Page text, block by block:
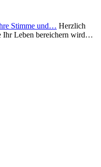
Stimme und… Herzlich
Ihr Leben bereichern wird…